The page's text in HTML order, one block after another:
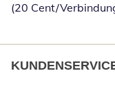
(20 Cent/